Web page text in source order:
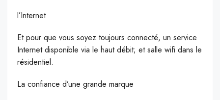
l’Internet
Et pour que vous soyez toujours connecté, un service
Internet disponible via le haut débit; et salle wifi dans le
résidentiel.
La confiance d’une grande marque